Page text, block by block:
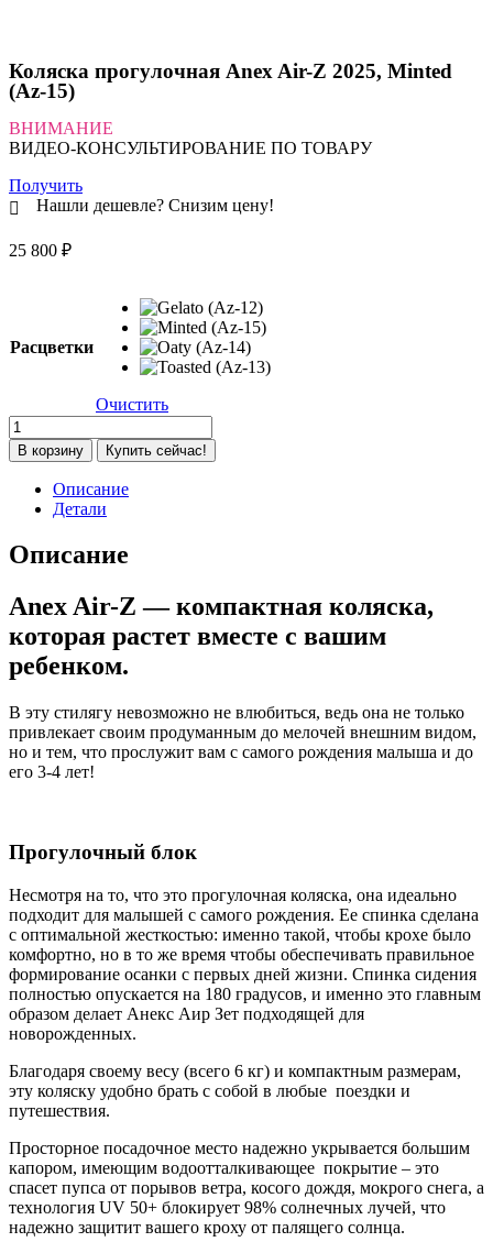
Коляска прогулочная Anex Air-Z 2025, Minted
(Az-15)
ВНИМАНИЕ
ВИДЕО-КОНСУЛЬТИРОВАНИЕ ПО ТОВАРУ
Получить
Нашли дешевле? Снизим цену!
25 800 ₽
Расцветки
Очистить
Количество
товара
Коляска
прогулочная
Anex
Z
2025,
(Az-
В корзину Купить сейчас!
Описание
Детали
Описание
Anex Air-Z — компактная коляска,
которая растет вместе с вашим
ребенком.
В эту стилягу невозможно не влюбиться, ведь она не только
привлекает своим продуманным до мелочей внешним видом,
но и тем, что прослужит вам с самого рождения малыша и до
его 3-4 лет!
Прогулочный блок
Несмотря на то, что это прогулочная коляска, она идеально
подходит для малышей с самого рождения. Ее спинка сделана
с оптимальной жесткостью: именно такой, чтобы крохе было
комфортно, но в то же время чтобы обеспечивать правильное
формирование осанки с первых дней жизни. Спинка сидения
полностью опускается на 180 градусов, и именно это главным
образом делает Анекс Аир Зет подходящей для
новорожденных.
Благодаря своему весу (всего 6 кг) и компактным размерам,
эту коляску удобно брать с собой в любые поездки и
путешествия.
Просторное посадочное место надежно укрывается большим
капором, имеющим водоотталкивающее покрытие – это
спасет пупса от порывов ветра, косого дождя, мокрого снега, а
технология UV 50+ блокирует 98% солнечных лучей, что
надежно защитит вашего кроху от палящего солнца.